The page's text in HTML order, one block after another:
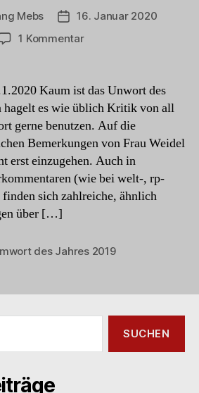
Mebs Beitragsdatum
16. Januar 2020
1 Kommentarzu
Kaum ist das Unwort des
hagelt es wie üblich Kritik von all
gerne benutzen. Auf die
Bemerkungen von Frau Weidel
erst einzugehen. Auch in
(wie bei welt-, rp-
sich zahlreiche, ähnlich
über […]
des Jahres 2019